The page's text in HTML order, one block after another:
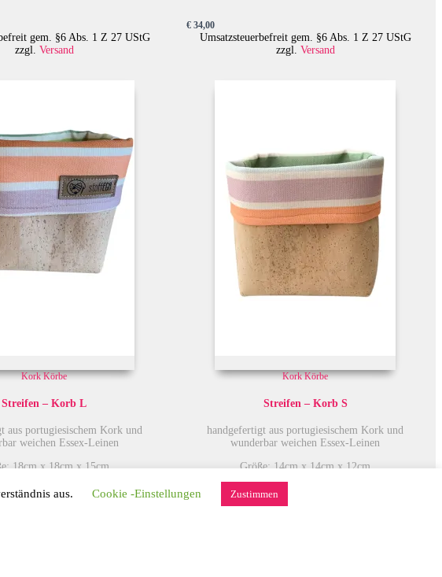
gem. §6 Abs. 1 Z 27 UStG
zzgl. Versand
€ 34,00
Umsatzsteuerbefreit gem. §6 Abs. 1 Z 27 UStG
zzgl. Versand
Kork Körbe
Streifen – Korb L
aus portugiesischem Kork und
weichen Essex-Leinen
18cm x 18cm x 15cm
Kork Körbe
Streifen – Korb S
handgefertigt aus portugiesischem Kork und
wunderbar weichen Essex-Leinen
Größe: 14cm x 14cm x 12cm
€28,00
aus. Cookie -Einstellungen Zustimmen